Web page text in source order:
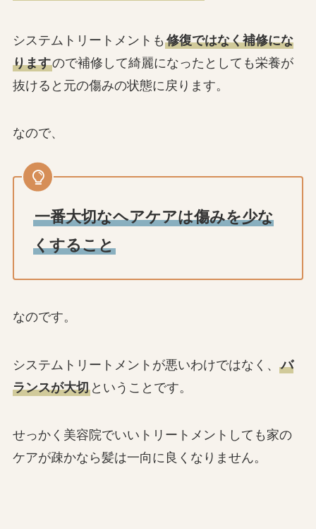
システムトリートメントも 修復ではなく補修にな
りますので補修して綺麗になったとしても栄養が
抜けると元の傷みの状態に戻ります。
なので、
一番大切なヘアケアは傷みを少な
くすること
なのです。
システムトリートメントが悪いわけではなく、 バ
ランスが大切ということです。
せっかく美容院でいいトリートメントしても家の
ケアが疎かなら髪は一向に良くなりません。